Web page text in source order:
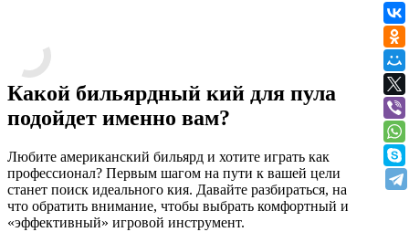
Какой бильярдный кий для пула
подойдет именно вам?
Любите американский бильярд и хотите играть как
профессионал? Первым шагом на пути к вашей цели
станет поиск идеального кия. Давайте разбираться, на
что обратить внимание, чтобы выбрать комфортный и
«эффективный» игровой инструмент.